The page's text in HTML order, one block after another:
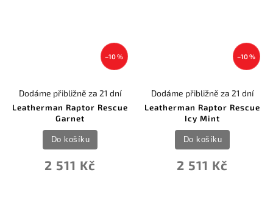
–10 %
Leatherman Raptor Rescue
Garnet
Dodáme přibližně za 21 dní
2 511 Kč
Do košíku
–10 %
Leatherman Raptor Rescue
Icy Mint
Dodáme přibližně za 21 dní
2 511 Kč
Do košíku